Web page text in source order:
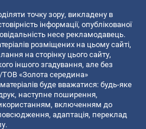
точку зору, викладену в
інформації, опублікованої
несе рекламодавець.
розміщених на цьому сайті,
на сторінку цього сайту,
іншого згадування, але без
ТОВ «Золота середина»
буде вважатися: будь-яке
наступне поширення,
включенням до
адаптація, переклад